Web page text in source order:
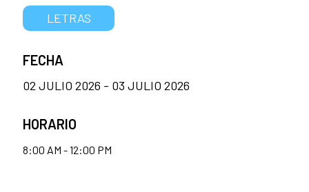
LETRAS
FECHA
02 JULIO 2026 - 03 JULIO 2026
HORARIO
8:00 AM - 12:00 PM